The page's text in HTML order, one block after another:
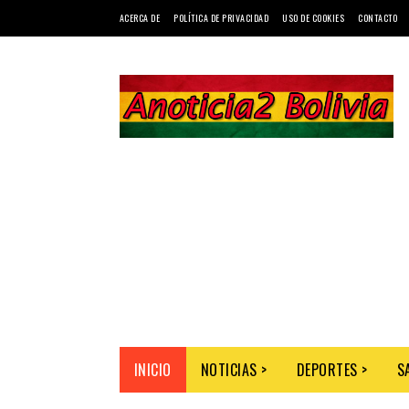
ACERCA DE POLÍTICA DE PRIVACIDAD USO DE COOKIES CONTACTO
INICIO NOTICIAS > DEPORTES >